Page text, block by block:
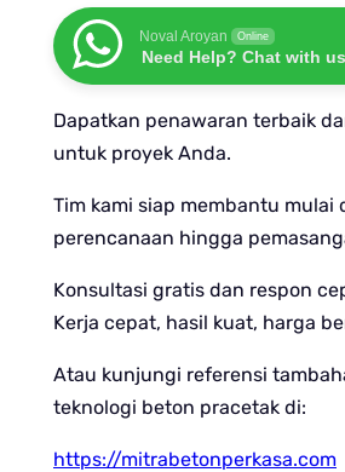
Noval Aroyan Online
Need Help? Chat with us
Dapatkan penawaran terbaik
untuk proyek Anda.
Tim kami siap membantu mulai
perencanaan hingga
Konsultasi gratis dan respon
Kerja cepat, hasil kuat, harga
Atau kunjungi referensi
teknologi beton pracetak di:
https://mitrabetonperkasa.com